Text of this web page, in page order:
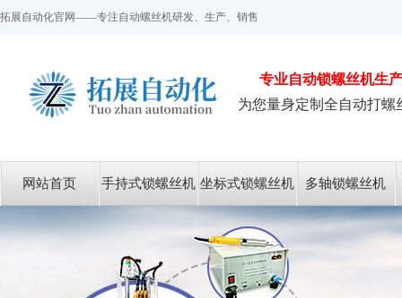
拓展自动化官网——专注自动螺丝机研发、生产、销售
专业自动锁螺丝机生
为您量身定制全自动打螺
网站首页 手持式锁螺丝机 坐标式锁螺丝机 多轴锁螺丝机